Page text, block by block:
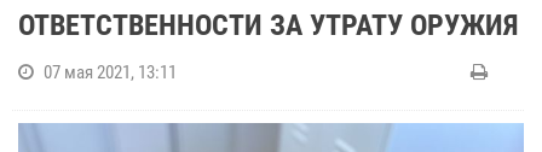
ОТВЕТСТВЕННОСТИ ЗА УТРАТУ ОРУЖИЯ
07 мая 2021, 13:11